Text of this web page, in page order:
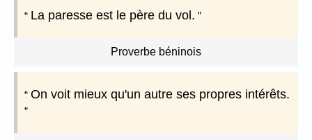
La paresse est le père du vol.
Proverbe béninois
On voit mieux qu'un autre ses propres intérêts.